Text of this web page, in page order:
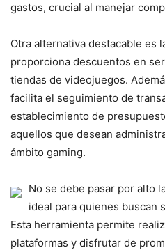
gastos, crucial al manejar
Otra alternativa destacable es
proporciona descuentos en
tiendas de videojuegos.
facilita el seguimiento de
establecimiento de
aquellos que desean
ámbito gaming.
No se debe pasar por alto
ideal para quienes buscan
Esta herramienta permite
plataformas y disfrutar de